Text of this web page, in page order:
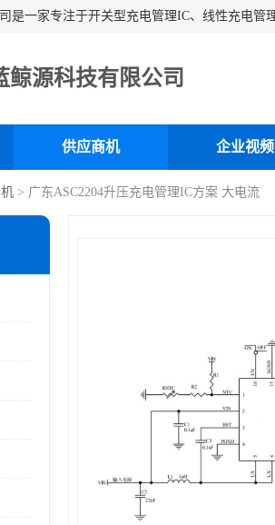
鲸源科技有限公司
供应商机 企业视频
> 广东ASC2204升压充电管理IC方案 大电流